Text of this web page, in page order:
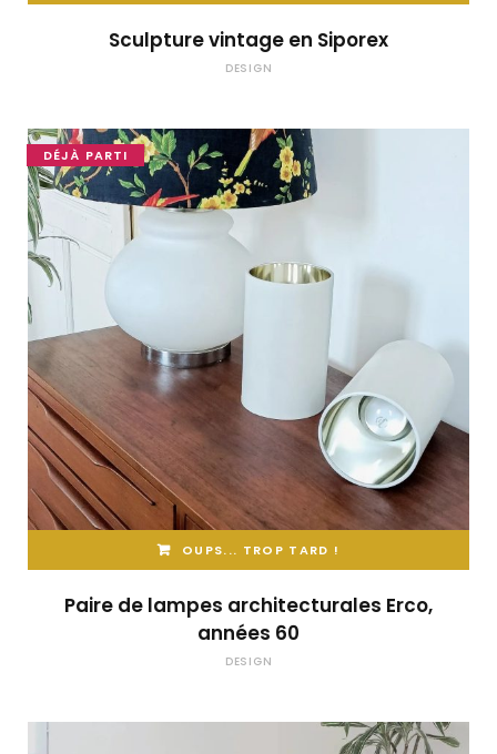
Sculpture vintage en Siporex
DESIGN
DÉJÀ PARTI
OUPS... TROP TARD !
Paire de lampes architecturales Erco,
années 60
DESIGN